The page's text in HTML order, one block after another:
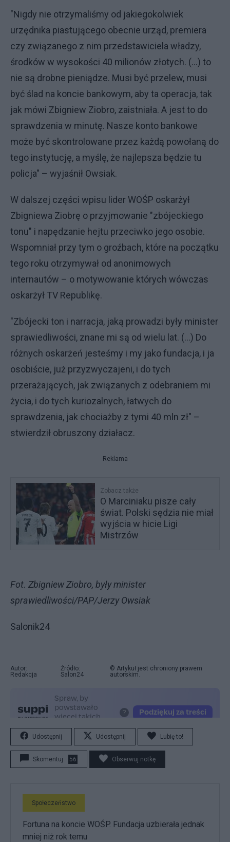
"Nigdy nie otrzymaliśmy od jakiegokolwiek
urzędnika piastującego obecnie urząd, premiera
czy związanego z nim przedstawiciela władzy,
środków w wysokości 40 milionów złotych. (...) to
nie są drobne pieniądze. Musi być przelew, musi
być ślad na koncie bankowym, aby ta operacja, tak
jak mówi Zbigniew Ziobro, zaistniała. A jest to do
sprawdzenia w minutę. Nasze konto bankowe
może być skontrolowane przez każdą powołaną do
tego instytucję, a myślę, że najlepsza będzie tu
policja" – wyjaśnił Owsiak.
W dalszej części wpisu lider WOŚP oskarżył
Zbigniewa Ziobrę o przyjmowanie "zbójeckiego
tonu" i napędzanie hejtu przeciwko jego osobie.
Wspomniał przy tym o groźbach, które na początku
tego roku otrzymywał od anonimowych
internautów – o motywowanie których wówczas
oskarżył TV Republikę.
"Zbójecki ton i narracja, jaką prowadzi były minister
sprawiedliwości, znane mi są od wielu lat. (...) Do
różnych oskarżeń jesteśmy i my jako fundacja, i ja
osobiście, już przyzwyczajeni, i do tych
przerażających, jak związanych z odebraniem mi
życia, i do tych kuriozalnych, łatwych do
sprawdzenia, jak chociażby z tymi 40 mln zł" –
stwierdził obruszony działacz.
Reklama
Zobacz także
O Marciniaku pisze cały
świat. Polski sędzia nie miał
wyjścia w hicie Ligi
Mistrzów
Fot. Zbigniew Ziobro, były minister
sprawiedliwości/PAP/Jerzy Owsiak
Salonik24
Autor:
Redakcja
Źródło:
Salon24
© Artykuł jest chroniony prawem
autorskim.
Udostępnij Udostępnij Lubię to!
Skomentuj 56 Obserwuj notkę
Społeczeństwo
Fortuna na koncie WOŚP. Fundacja uzbierała jednak
mniej niż rok temu